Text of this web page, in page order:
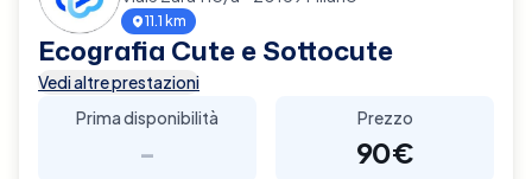
11.1 km
Ecografia Cute e Sottocute
Vedi altre prestazioni
Prima disponibilità
-
Prezzo
90€